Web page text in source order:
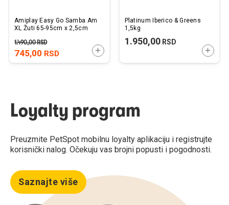
Amiplay Easy Go Samba Am
XL Žuti 65-95cm x 2,5cm
745,00 RSD
1.490,00RSD
DODAJTE U KORPU
Platinum Iberico & Greens
1,5kg
1.950,00RSD
Loyalty program
Preuzmite PetSpot mobilnu loyalty aplikaciju i registrujte
korisnički nalog. Očekuju vas brojni popusti i pogodnosti.
Saznajte više